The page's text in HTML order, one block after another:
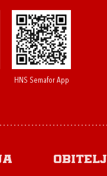
HNS Semafor App
Obitelj